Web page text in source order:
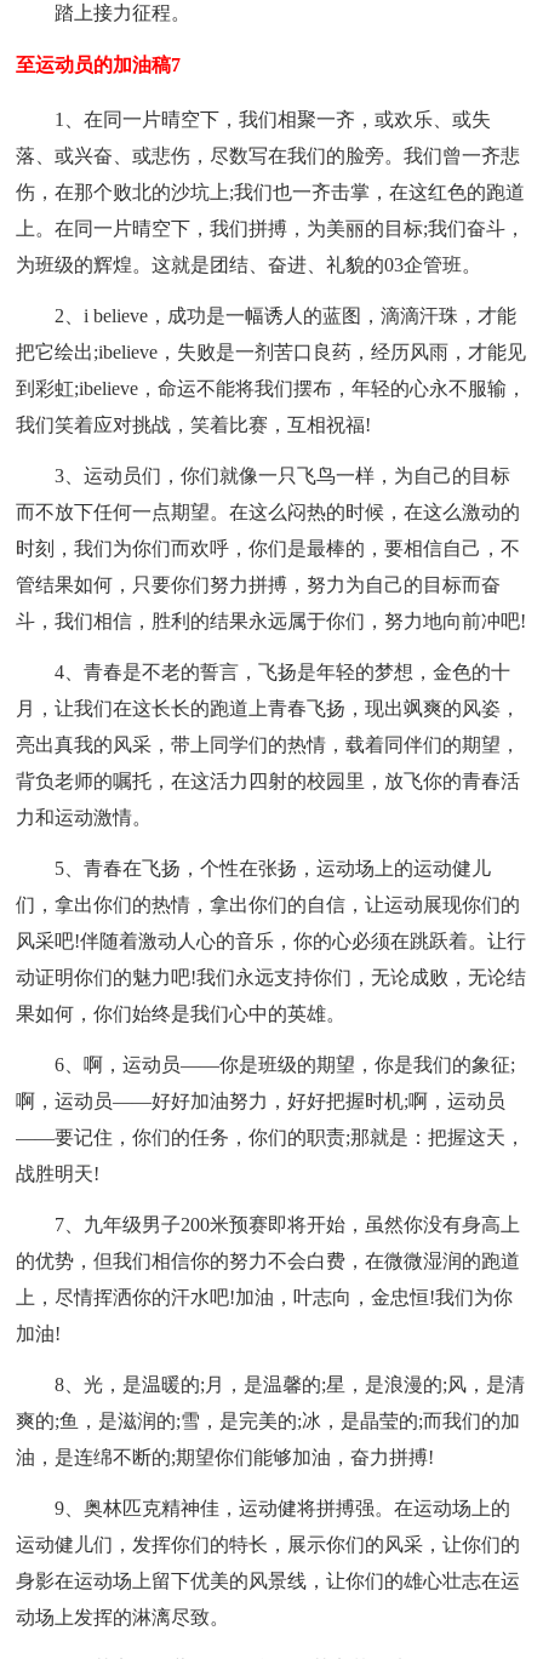
踏上接力征程。
至运动员的加油稿7
1、在同一片晴空下，我们相聚一齐，或欢乐、或失
落、或兴奋、或悲伤，尽数写在我们的脸旁。我们曾一齐悲
伤，在那个败北的沙坑上;我们也一齐击掌，在这红色的跑道
上。在同一片晴空下，我们拼搏，为美丽的目标;我们奋斗，
为班级的辉煌。这就是团结、奋进、礼貌的03企管班。
2、i believe，成功是一幅诱人的蓝图，滴滴汗珠，才能
把它绘出;ibelieve，失败是一剂苦口良药，经历风雨，才能见
到彩虹;ibelieve，命运不能将我们摆布，年轻的心永不服输，
我们笑着应对挑战，笑着比赛，互相祝福!
3、运动员们，你们就像一只飞鸟一样，为自己的目标
而不放下任何一点期望。在这么闷热的时候，在这么激动的
时刻，我们为你们而欢呼，你们是最棒的，要相信自己，不
管结果如何，只要你们努力拼搏，努力为自己的目标而奋
斗，我们相信，胜利的结果永远属于你们，努力地向前冲吧!
4、青春是不老的誓言，飞扬是年轻的梦想，金色的十
月，让我们在这长长的跑道上青春飞扬，现出飒爽的风姿，
亮出真我的风采，带上同学们的热情，载着同伴们的期望，
背负老师的嘱托，在这活力四射的校园里，放飞你的青春活
力和运动激情。
5、青春在飞扬，个性在张扬，运动场上的运动健儿
们，拿出你们的热情，拿出你们的自信，让运动展现你们的
风采吧!伴随着激动人心的音乐，你的心必须在跳跃着。让行
动证明你们的魅力吧!我们永远支持你们，无论成败，无论结
果如何，你们始终是我们心中的英雄。
6、啊，运动员——你是班级的期望，你是我们的象征;
啊，运动员——好好加油努力，好好把握时机;啊，运动员
——要记住，你们的任务，你们的职责;那就是：把握这天，
战胜明天!
7、九年级男子200米预赛即将开始，虽然你没有身高上
的优势，但我们相信你的努力不会白费，在微微湿润的跑道
上，尽情挥洒你的汗水吧!加油，叶志向，金忠恒!我们为你
加油!
8、光，是温暖的;月，是温馨的;星，是浪漫的;风，是清
爽的;鱼，是滋润的;雪，是完美的;冰，是晶莹的;而我们的加
油，是连绵不断的;期望你们能够加油，奋力拼搏!
9、奥林匹克精神佳，运动健将拼搏强。在运动场上的
运动健儿们，发挥你们的特长，展示你们的风采，让你们的
身影在运动场上留下优美的风景线，让你们的雄心壮志在运
动场上发挥的淋漓尽致。